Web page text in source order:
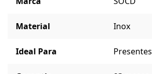
Material Inox
Ideal Para Presentes